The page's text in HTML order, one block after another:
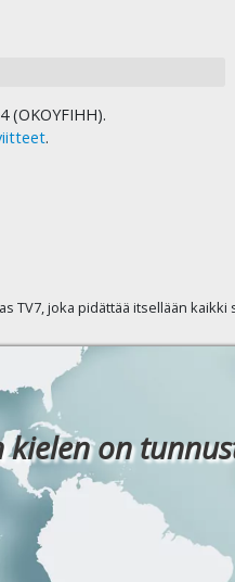
(OKOYFIHH).
.
TV7, joka pidättää itsellään
kielen on